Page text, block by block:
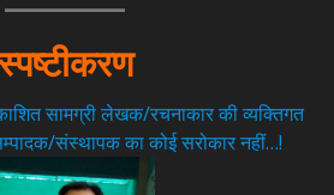
सामग्री लेखक/रचनाकार की व्यक्तिगत
संस्थापक का कोई सरोकार नहीं…!